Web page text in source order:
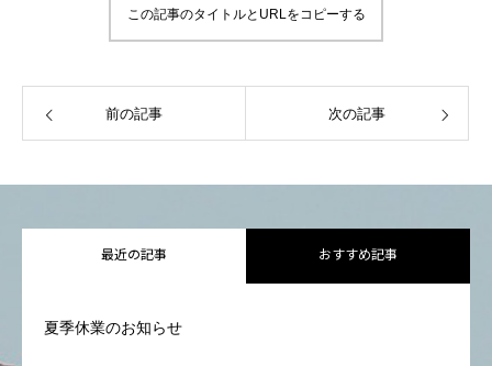
この記事のタイトルとURLをコピーする
前の記事 次の記事
最近の記事 おすすめ記事
夏季休業のお知らせ